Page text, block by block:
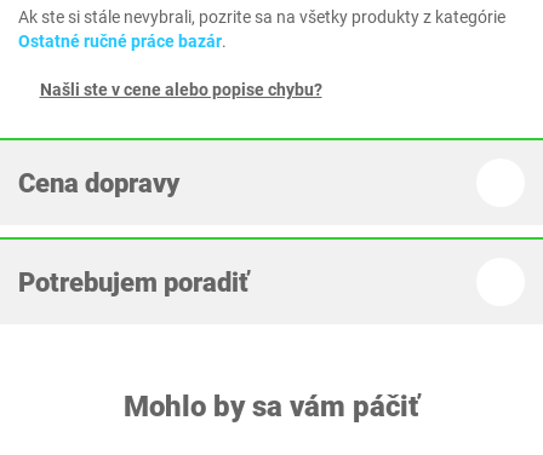
Ak ste si stále nevybrali, pozrite sa na všetky produkty z kategórie
Ostatné ručné práce bazár.
Našli ste v cene alebo popise chybu?
Cena dopravy
Potrebujem poradiť
Mohlo by sa vám páčiť